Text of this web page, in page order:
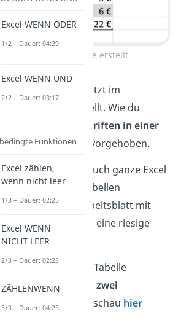
Die Tabelle wurde erstellt
wurde jetzt im
Format erstellt. Wie du
sind die
Überschriften in einer
Zeilefarblich hervorgehoben.
Oft werden auch ganze Excel
als Excel Tabellen
weil das Arbeitsblatt mit
vielen Kästchen wie eine riesige
aussieht.
du nicht nur eine Tabelle
willst, sondern zwei
willst, schau hier
Excel WENN ODER
1/2 – Dauer: 04:29
Excel WENN UND
2/2 – Dauer: 03:17
Funktionen
Excel zählen,
wenn nicht leer
1/3 – Dauer: 02:25
Excel WENN
NICHT LEER
2/3 – Dauer: 02:23
ZÄHLENWENN
3/3 – Dauer: 04:23